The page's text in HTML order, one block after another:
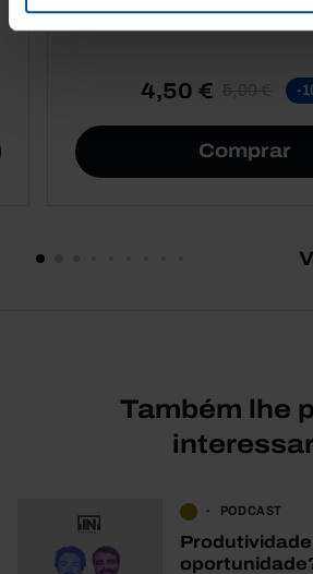
4,50 € 5,00 € -
Comprar
Também lhe
PODCAST